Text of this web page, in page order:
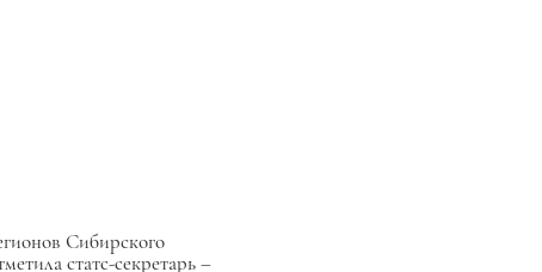
Сибирского
статс-секретарь –